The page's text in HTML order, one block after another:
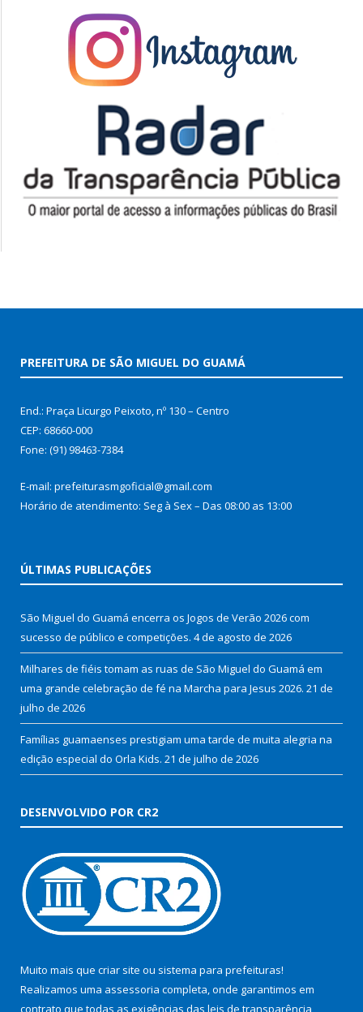
PREFEITURA DE SÃO MIGUEL DO GUAMÁ
End.: Praça Licurgo Peixoto, nº 130 – Centro
CEP: 68660-000
Fone: (91) 98463-7384
E-mail: prefeiturasmgoficial@gmail.com
Horário de atendimento: Seg à Sex – Das 08:00 as 13:00
ÚLTIMAS PUBLICAÇÕES
São Miguel do Guamá encerra os Jogos de Verão 2026 com
sucesso de público e competições. 4 de agosto de 2026
Milhares de fiéis tomam as ruas de São Miguel do Guamá em
uma grande celebração de fé na Marcha para Jesus 2026. 21 de
julho de 2026
Famílias guamaenses prestigiam uma tarde de muita alegria na
edição especial do Orla Kids. 21 de julho de 2026
DESENVOLVIDO POR CR2
Muito mais que criar site ou sistema para prefeituras!
Realizamos uma assessoria completa, onde garantimos em
contrato que todas as exigências das leis de transparência